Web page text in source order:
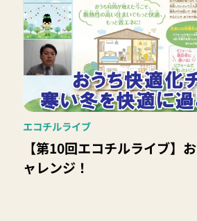
エコチルライブ
【第10回エコチルライブ】
ャレンジ！